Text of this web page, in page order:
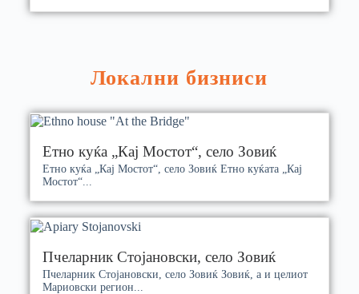
Локални бизниси
Етно куќа „Кај Мостот“, село Зовиќ
Етно куќа „Кај Мостот“, село Зовиќ Етно куќата „Кај
Мостот“...
Пчеларник Стојановски, село Зовиќ
Пчеларник Стојановски, село Зовиќ Зовиќ, а и целиот
Мариовски регион...